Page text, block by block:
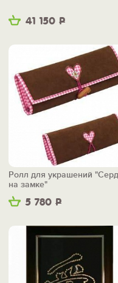
41 150 Р
5 780 Р
Ролл для украшений
на замке"